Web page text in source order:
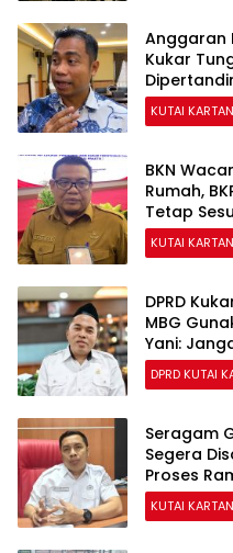
Anggaran
Kukar
KUTAI
BKN
Rumah,
Tetap
KUTAI
DPRD
MBG
Yani:
DPRD KUTAI
Seragam
Segera
Proses
KUTAI